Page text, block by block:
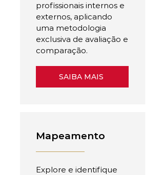
profissionais internos e
externos, aplicando
uma metodologia
exclusiva de avaliação e
comparação.
SAIBA MAIS
Mapeamento
Explore e identifique